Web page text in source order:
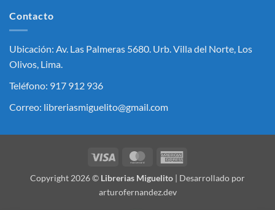
Contacto
Ubicación: Av. Las Palmeras 5680. Urb. Villa del Norte, Los
Olivos, Lima.
Teléfono: 917 912 936
Correo: libreriasmiguelito@gmail.com
Visa MasterCard
Copyright 2026 © Librerias Miguelito | Desarrollado por
arturofernandez.dev